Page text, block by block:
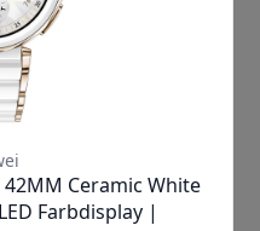
im Büroalltag
CMF by Nothing
Sie zuverlässig
Lebenslage.
und trotzt
Bedingungen